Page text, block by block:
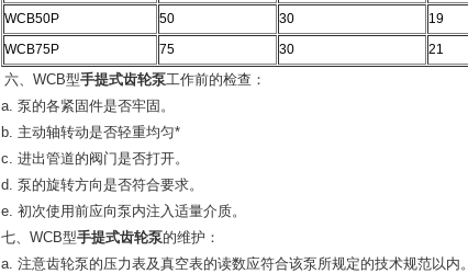
WCB50P 50 30 19
WCB75P
75 30 21
六、WCB型手提式齿轮泵工作前的检查：
a. 泵的各紧固件是否牢固。
b. 主动轴转动是否轻重均匀*
c. 进出管道的阀门是否打开。
d. 泵的旋转方向是否符合要求。
e. 初次使用前应向泵内注入适量介质。
七、WCB型手提式齿轮泵的维护：
a. 注意齿轮泵的压力表及真空表的读数应符合该泵所规定的技术规范以内。